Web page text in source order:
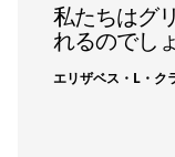
私たちはグ
れるのでし
エリザベス・L・ク